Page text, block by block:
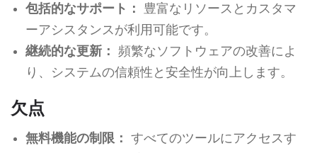
包括的なサポート：
豊富なリソースとカスタマ
ーアシスタンスが利用可能です。
継続的な更新： 頻繁なソフトウェアの改善によ
り、システムの信頼性と安全性が向上します。
欠点
無料機能の制限： すべてのツールにアクセスす